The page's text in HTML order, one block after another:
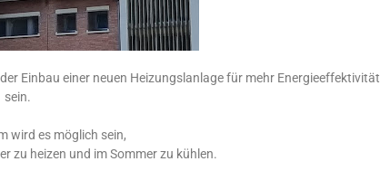
Einbau einer neuen Heizungslanlage für mehr Energieeffektivität
sein.
wird es möglich sein,
zu heizen und im Sommer zu kühlen.